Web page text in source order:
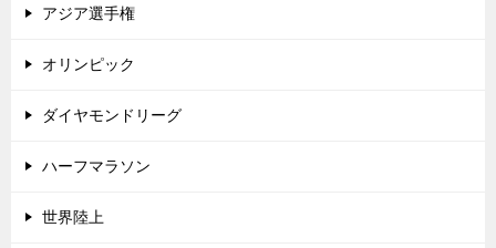
アジア選手権
オリンピック
ダイヤモンドリーグ
ハーフマラソン
世界陸上